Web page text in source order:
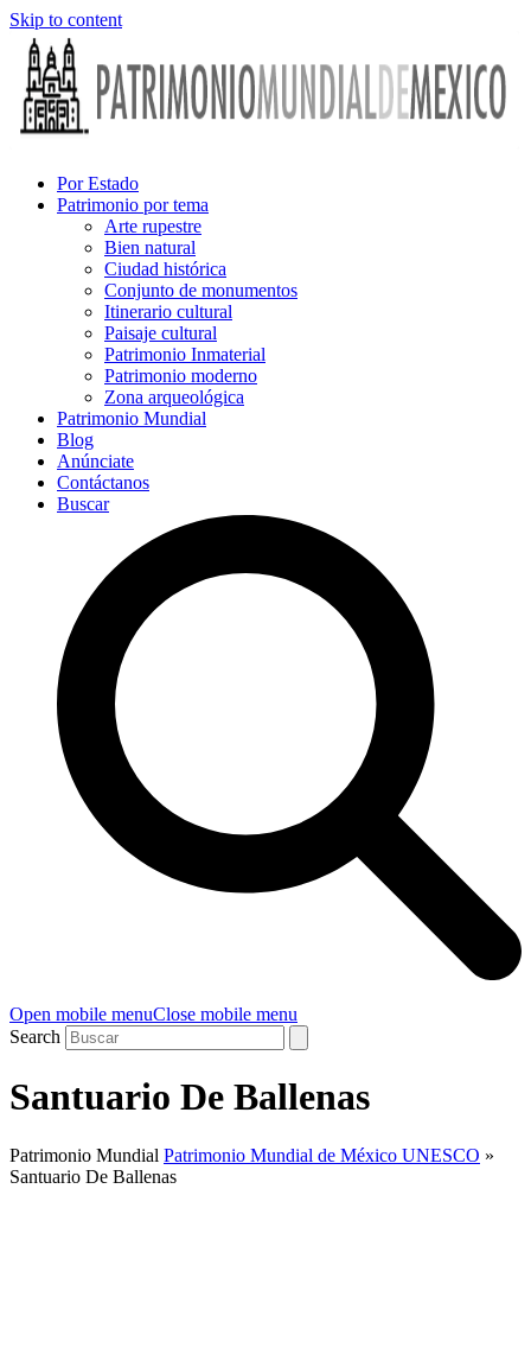
Skip to content
Por Estado
Patrimonio por tema
Arte rupestre
Bien natural
Ciudad histórica
Conjunto de monumentos
Itinerario cultural
Paisaje cultural
Patrimonio Inmaterial
Patrimonio moderno
Zona arqueológica
Patrimonio Mundial
Blog
Anúnciate
Contáctanos
Buscar
Open mobile menuClose mobile menu
Search
Santuario De Ballenas
Patrimonio Mundial Patrimonio Mundial de México UNESCO »
Santuario De Ballenas